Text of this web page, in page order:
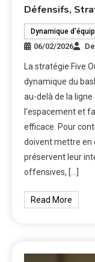
Défensifs,
Dynamique
06/02/2026
La stratégie Five
dynamique du
au-delà de la
l’espacement et
efficace. Pour
doivent mettre en
préservent leur
offensives, […]
Read More